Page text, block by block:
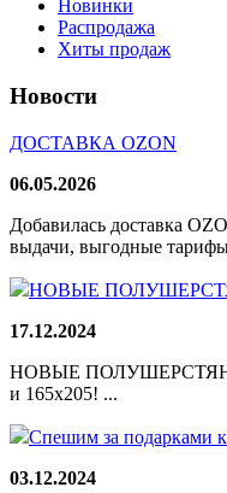
Новинки
Распродажа
Хиты продаж
Новости
ДОСТАВКА OZON
06.05.2026
Добавилась доставка
выдачи, выгодные
НОВЫЕ
17.12.2024
НОВЫЕ
и 165х205! ...
Спешим за подарками
03.12.2024